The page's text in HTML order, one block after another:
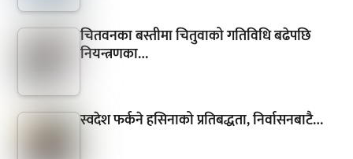
चितवनका बस्तीमा चितुवाको गतिविधि बढेपछि
नियन्त्रणका…
स्वदेश फर्कने हसिनाको प्रतिबद्धता, निर्वासनबाटै…